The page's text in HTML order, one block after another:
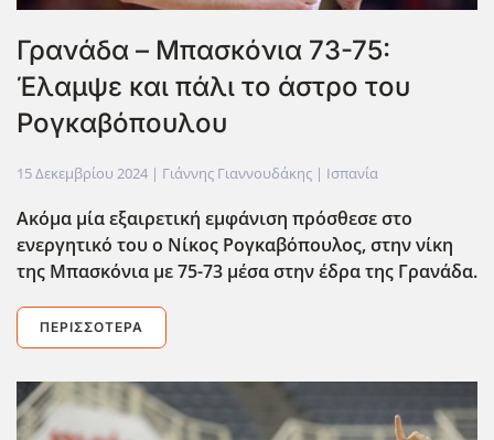
Γρανάδα – Μπασκόνια 73-75:
Έλαμψε και πάλι το άστρο του
Ρογκαβόπουλου
15 Δεκεμβρίου 2024 | Γιάννης Γιαννουδάκης | Ισπανία
Ακόμα μία εξαιρετική εμφάνιση πρόσθεσε στο
ενεργητικό του ο Νίκος Ρογκαβόπουλος, στην νίκη
της Μπασκόνια με 75-73 μέσα στην έδρα της Γρανάδα.
ΠΕΡΙΣΣΌΤΕΡΑ